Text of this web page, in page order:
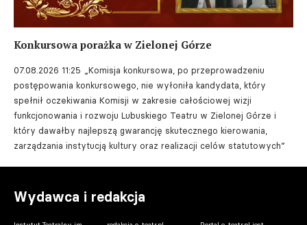
Konkursowa porażka w Zielonej Górze
07.08.2026 11:25 „Komisja konkursowa, po przeprowadzeniu
postępowania konkursowego, nie wyłoniła kandydata, który
spełnił oczekiwania Komisji w zakresie całościowej wizji
funkcjonowania i rozwoju Lubuskiego Teatru w Zielonej Górze i
który dawałby najlepszą gwarancję skutecznego kierowania,
zarządzania instytucją kultury oraz realizacji celów statutowych”
Wydawca i redakcja